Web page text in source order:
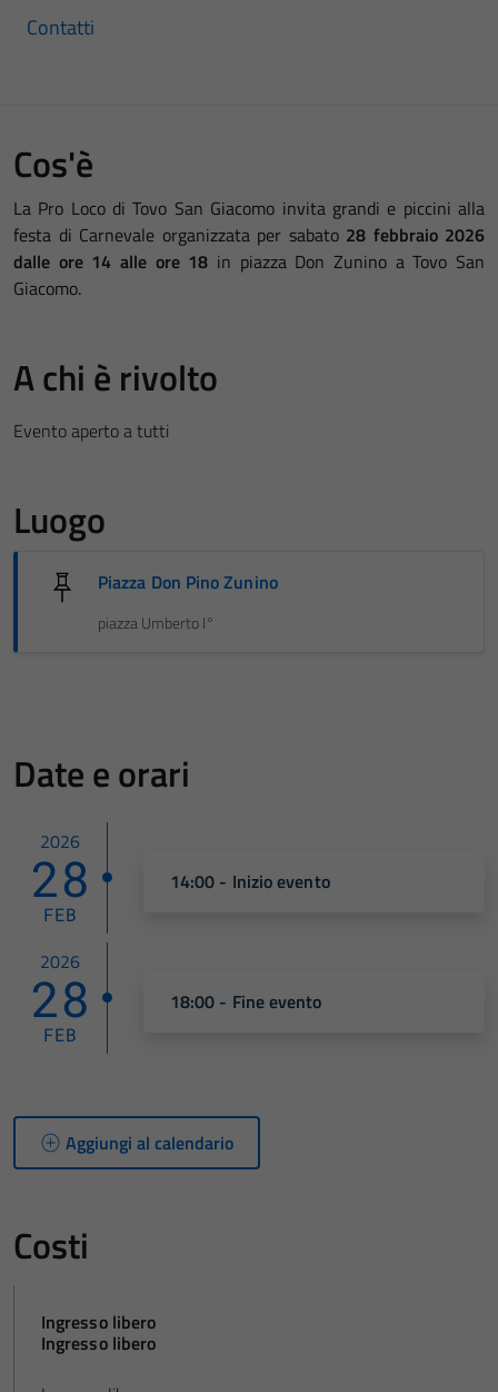
Contatti
Cos'è
La Pro Loco di Tovo San Giacomo invita grandi e piccini alla
festa di Carnevale organizzata per sabato 28 febbraio 2026
dalle ore 14 alle ore 18 in piazza Don Zunino a Tovo San
Giacomo.
A chi è rivolto
Evento aperto a tutti
Luogo
Piazza Don Pino Zunino
piazza Umberto I°
Date e orari
2026
28
FEB
14:00 - Inizio evento
2026
28
FEB
18:00 - Fine evento
Aggiungi al calendario
Costi
Ingresso libero
Ingresso libero